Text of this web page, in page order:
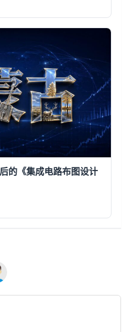
的《集成电路布图设计